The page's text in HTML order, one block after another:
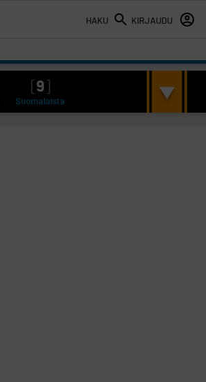
HAKU KIRJAUDU
9
Suomalaista